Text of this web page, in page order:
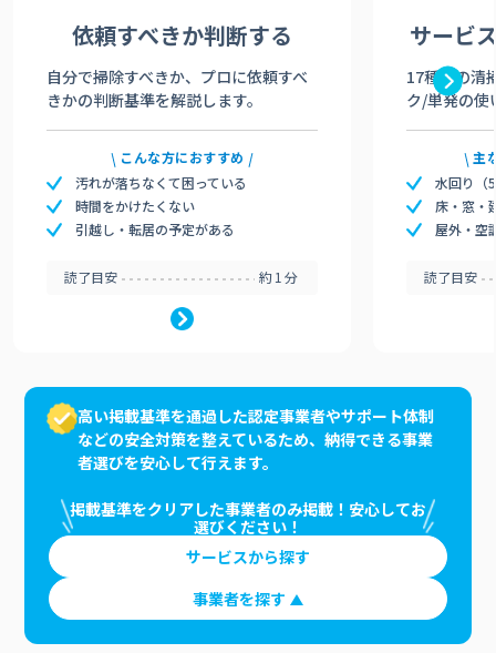
依頼すべきか判断する
自分で掃除すべきか、プロに依頼すべ
きかの判断基準を解説します。
こんな方におすすめ
汚れが落ちなくて困っている
時間をかけたくない
引越し・転居の予定がある
読了目安 約1分
サービ
17種類の清
ク/単発の使
主
水回り（
床・窓・
屋外・空
読了目安
高い掲載基準を通過した認定事業者やサポート体制
などの安全対策を整えているため、納得できる事業
者選びを安心して行えます。
掲載基準をクリアした事業者のみ掲載！安心してお
選びください！
サービスから探す
事業者を探す